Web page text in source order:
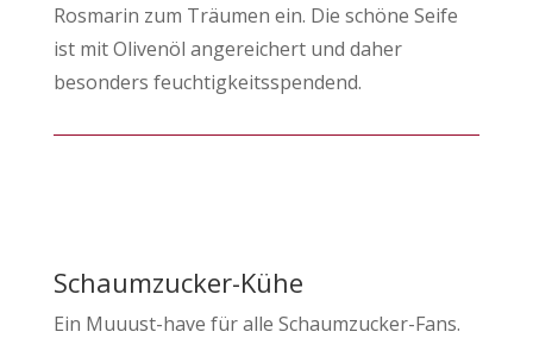
Rosmarin zum Träumen ein. Die schöne Seife
ist mit Olivenöl angereichert und daher
besonders feuchtigkeitsspendend.
Schaumzucker-Kühe
Ein Muuust-have für alle Schaumzucker-Fans.